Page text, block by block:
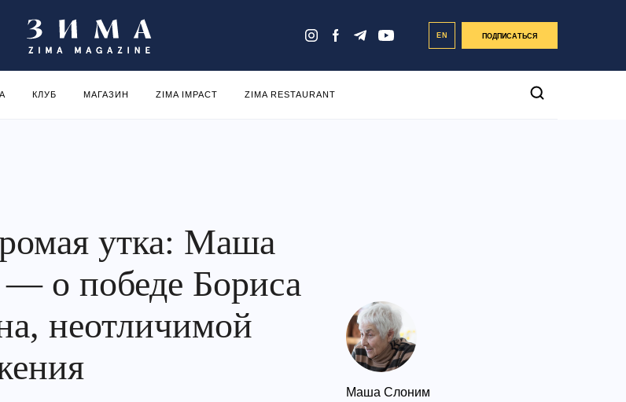
EN ПОДПИСАТЬСЯ
КЛУБ МАГАЗИН ZIMA IMPACT ZIMA RESTAURANT
утка: Маша
о победе Бориса
неотличимой
Маша Слоним